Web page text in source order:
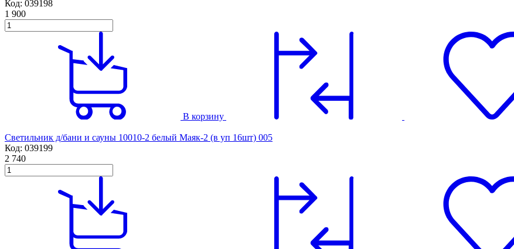
Код: 039198
1 900
В корзину
Светильник д/бани и сауны 10010-2 белый Маяк-2 (в уп 16шт) 005
Код: 039199
2 740